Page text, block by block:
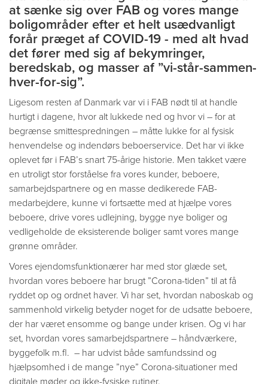
at sænke sig over FAB og vores mange
boligområder efter et helt usædvanligt
forår præget af COVID-19 - med alt hvad
det fører med sig af bekymringer,
beredskab, og masser af ”vi-står-sammen-
hver-for-sig”.
Ligesom resten af Danmark var vi i FAB nødt til at handle
hurtigt i dagene, hvor alt lukkede ned og hvor vi – for at
begrænse smittespredningen – måtte lukke for al fysisk
henvendelse og indendørs beboerservice. Det har vi ikke
oplevet før i FAB’s snart 75-årige historie. Men takket være
en utroligt stor forståelse fra vores kunder, beboere,
samarbejdspartnere og en masse dedikerede FAB-
medarbejdere, kunne vi fortsætte med at hjælpe vores
beboere, drive vores udlejning, bygge nye boliger og
vedligeholde de eksisterende boliger samt vores mange
grønne områder.
Vores ejendomsfunktionærer har med stor glæde set,
hvordan vores beboere har brugt ”Corona-tiden” til at få
ryddet op og ordnet haver. Vi har set, hvordan naboskab og
sammenhold virkelig betyder noget for de udsatte beboere,
der har været ensomme og bange under krisen. Og vi har
set, hvordan vores samarbejdspartnere – håndværkere,
byggefolk m.fl. – har udvist både samfundssind og
hjælpsomhed i de mange ”nye” Corona-situationer med